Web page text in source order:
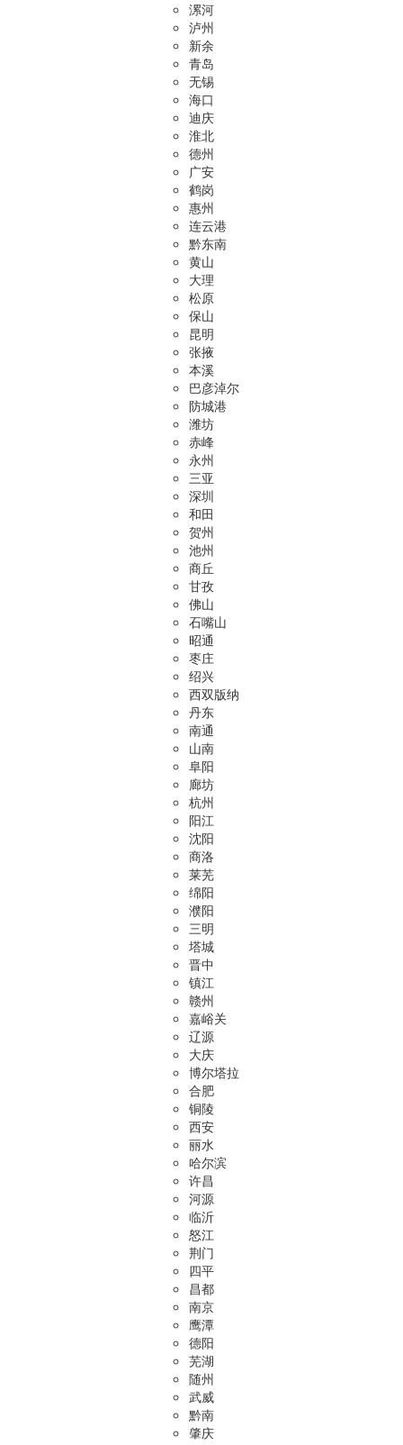
漯河
泸州
新余
青岛
无锡
海口
迪庆
淮北
德州
广安
鹤岗
惠州
连云港
黔东南
黄山
大理
松原
保山
昆明
张掖
本溪
巴彦淖尔
防城港
潍坊
赤峰
永州
三亚
深圳
和田
贺州
池州
商丘
甘孜
佛山
石嘴山
昭通
枣庄
绍兴
西双版纳
丹东
南通
山南
阜阳
廊坊
杭州
阳江
沈阳
商洛
莱芜
绵阳
濮阳
三明
塔城
晋中
镇江
赣州
嘉峪关
辽源
大庆
博尔塔拉
合肥
铜陵
西安
丽水
哈尔滨
许昌
河源
临沂
怒江
荆门
四平
昌都
南京
鹰潭
德阳
芜湖
随州
武威
黔南
肇庆